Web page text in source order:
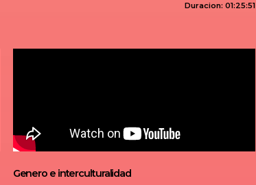
Duracion: 01:25:51
Genero e interculturalidad